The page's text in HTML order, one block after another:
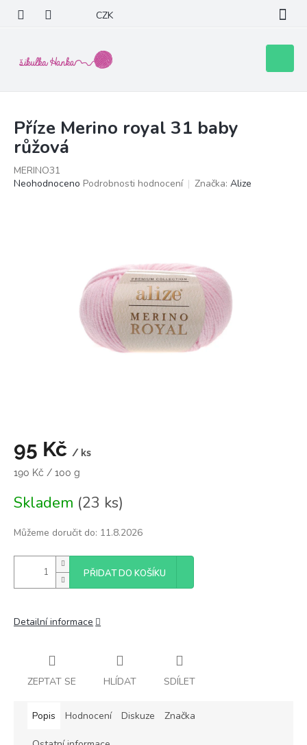
obsah
CZK
košík
Příze Merino royal 31 baby
růžová
MERINO31
Průměrné
Neohodnoceno Podrobnosti hodnocení Značka: Alize
95 Kč / ks
Měrná
190 Kč / 100 g
Skladem (23 ks)
Můžeme doručit do: 11.8.2026
PŘIDAT DO KOŠÍKU
Detailní informace
ZEPTAT SE HLÍDAT SDÍLET
Popis Hodnocení Diskuze Značka